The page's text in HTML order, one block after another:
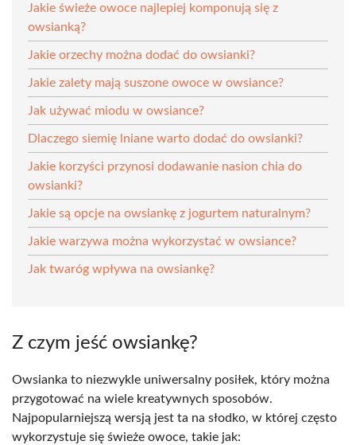
Jakie świeże owoce najlepiej komponują się z
owsianką?
Jakie orzechy można dodać do owsianki?
Jakie zalety mają suszone owoce w owsiance?
Jak używać miodu w owsiance?
Dlaczego siemię lniane warto dodać do owsianki?
Jakie korzyści przynosi dodawanie nasion chia do
owsianki?
Jakie są opcje na owsiankę z jogurtem naturalnym?
Jakie warzywa można wykorzystać w owsiance?
Jak twaróg wpływa na owsiankę?
Z czym jeść owsiankę?
Owsianka to niezwykle uniwersalny posiłek, który można
przygotować na wiele kreatywnych sposobów.
Najpopularniejszą wersją jest ta na słodko, w której często
wykorzystuje się świeże owoce, takie jak: